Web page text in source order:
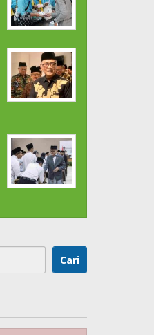
Cari